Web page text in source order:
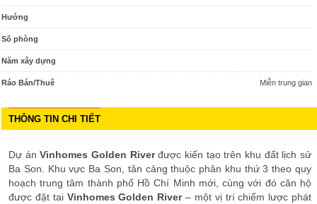
Hướng
Số phòng
Năm xây dựng
Ráo Bán/Thuê Miễn trung gian
THÔNG TIN CHI TIẾT
Dự ánVinhomes Golden Riverđược kiến tạo trên khu đất lịch sử
Ba Son. Khu vực Ba Son, tân cảng thuộc phân khu thứ 3 theo quy
hoạch trung tâm thành phố Hồ Chí Minh mới, cùng với đó căn hộ
được đặt tai Vinhomes Golden River– một vị trí chiếm lược phát